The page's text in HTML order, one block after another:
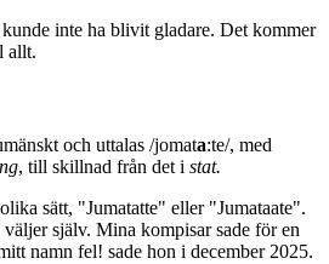
inte ha blivit gladare. Det kommer
allt.
och uttalas /jomata:te/, med
, till skillnad från det i stat.
sätt, "Jumatatte" eller "Jumataate".
själv. Mina kompisar sade för en
namn fel! sade hon i december 2025.